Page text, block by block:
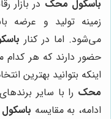
باسکول محک در بازار
زمینه تولید و عرضه
می‌شود. اما در کنار
حضور دارند که هر کدام
اینکه بتوانید بهترین
محک را با سایر
ادامه، به مقایسه